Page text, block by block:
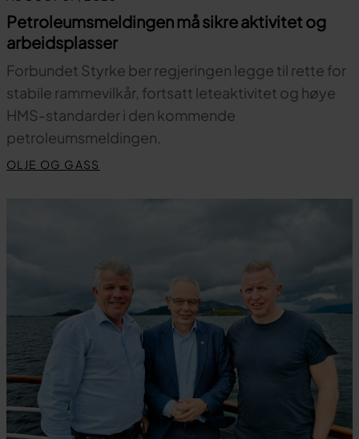
Petroleumsmeldingen må sikre aktivitet og
arbeidsplasser
Forbundet Styrke ber regjeringen legge til rette for
stabile rammevilkår, fortsatt leteaktivitet og høye
HMS-standarder i den kommende
petroleumsmeldingen.
OLJE OG GASS